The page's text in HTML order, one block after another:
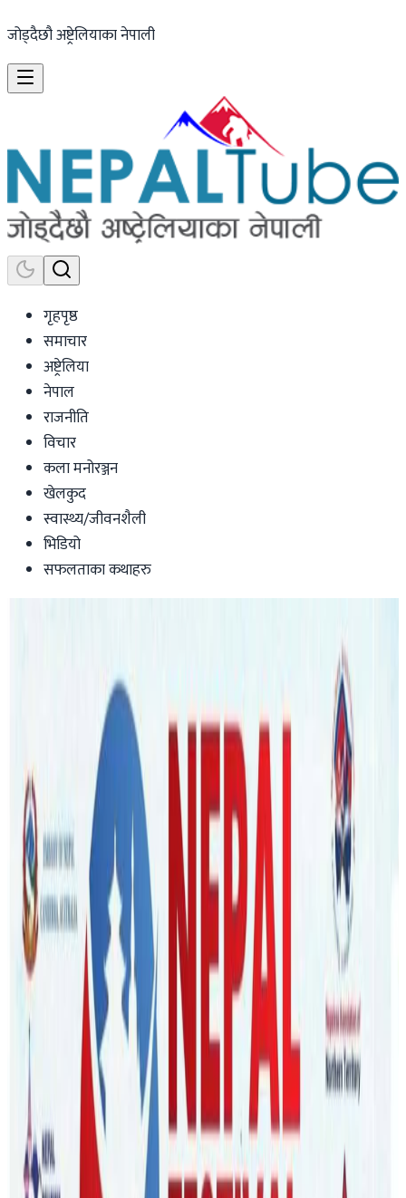
जोड्दैछौ अष्ट्रेलियाका नेपाली
गृहपृष्ठ
समाचार
अष्ट्रेलिया
नेपाल
राजनीति
विचार
कला मनोरञ्जन
खेलकुद
स्वास्थ्य/जीवनशैली
भिडियो
सफलताका कथाहरु
भिषाबारे समिक्षाको जवाफ, तर, यस अघि भिषा
नलागेको बारे मौन
Nepaltube Australia